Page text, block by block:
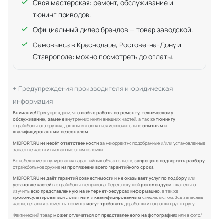
Своя мастерская: ремонт, обслуживание и
тюнинг приводов.
Официальный дилер брендов — товар заводской.
Самовывоз в Краснодаре, Ростове-на-Дону и
Ставрополе: можно посмотреть до оплаты.
Предупреждения производителя и юридическая
информация
Внимание!Предупреждаем, чтолюбые работы по ремонту, техническому
обслуживанию, заменевнутренних и/или внешних частей, а так жетюнингу
страйкбольного оружия, должны выполняться исключительноопытным и
квалифицированным персоналом.
MIDFORT.RU не несёт ответственностиза некорректно подобранные и/или установленные
запасные части и вызванные этим поломки.
Во избежание аннулирования гарантийных обязательств,запрещено подвергать разбору
страйкбольное оружиена протяжении всего гарантийного срока.
MIDFORT.RU не даёт гарантий совместимостиине оказывает услуг по подборуили
установке частейв страйкбольные привода. Перед покупкойрекомендуем тщательно
изучитьвсю представленную на интернет-ресурсах информацию, а так же
проконсультироваться с опытным иквалифицированным специалистом. Все запасные
части, детали и элементы тюнингамогут требоватьдоработки и подгонки друг к другу.
Фактический товарможет отличаться от представленного на фотографияхили в фото/